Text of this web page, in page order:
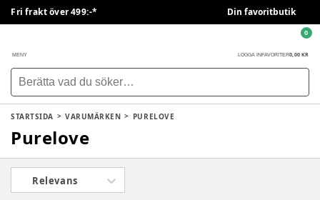
Fri frakt över 499:-* Din favoritbutik
MENY LOGGA IN FAVORITER0,00 KR
0
STARTSIDA VARUMÄRKEN PURELOVE
Purelove
Relevans